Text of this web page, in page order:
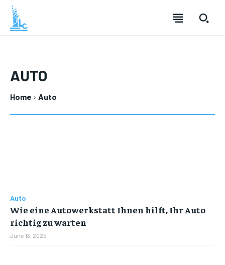
AUTO
Home Auto
Auto
Wie eine Autowerkstatt Ihnen hilft, Ihr Auto
richtig zu warten
June 13, 2025